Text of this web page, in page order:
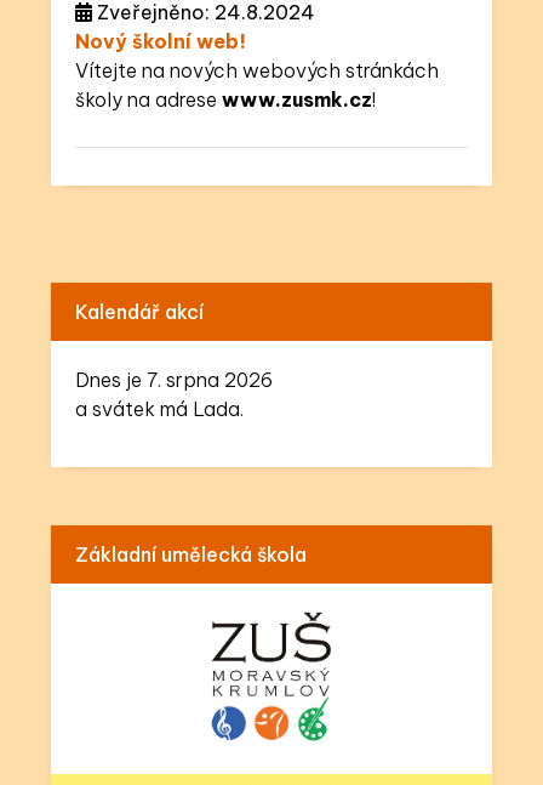
Zveřejněno: 24.8.2024
Nový školní web!
Vítejte na nových webových stránkách
školy na adresewww.zusmk.cz!
Kalendář akcí
Dnes je 7. srpna 2026
a svátek má Lada.
Základní umělecká škola